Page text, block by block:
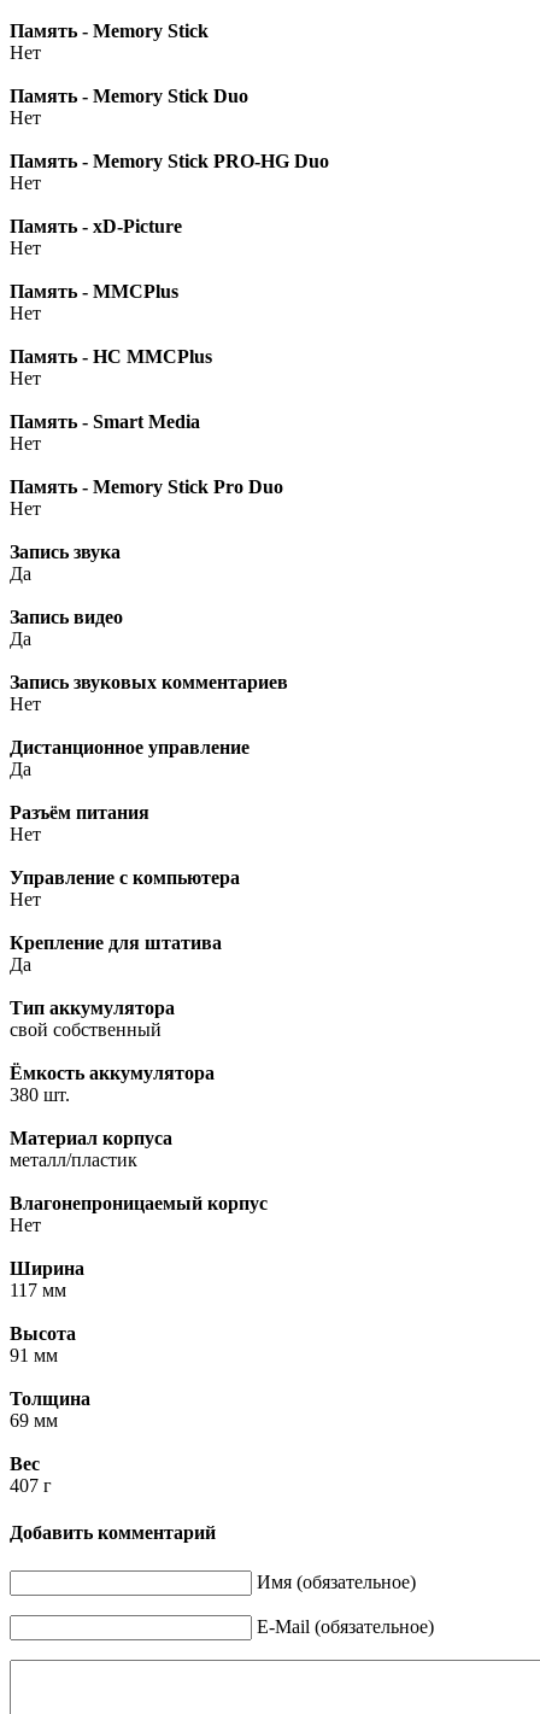
Память - Memory Stick
Нет
Память - Memory Stick Duo
Нет
Память - Memory Stick PRO-HG Duo
Нет
Память - xD-Picture
Нет
Память - MMCPlus
Нет
Память - HC MMCPlus
Нет
Память - Smart Media
Нет
Память - Memory Stick Pro Duo
Нет
Запись звука
Да
Запись видео
Да
Запись звуковых комментариев
Нет
Дистанционное управление
Да
Разъём питания
Нет
Управление с компьютера
Нет
Крепление для штатива
Да
Тип аккумулятора
свой собственный
Ёмкость аккумулятора
380 шт.
Материал корпуса
металл/пластик
Влагонепроницаемый корпус
Нет
Ширина
117 мм
Высота
91 мм
Толщина
69 мм
Вес
407 г
Добавить комментарий
Имя (обязательное)
E-Mail (обязательное)